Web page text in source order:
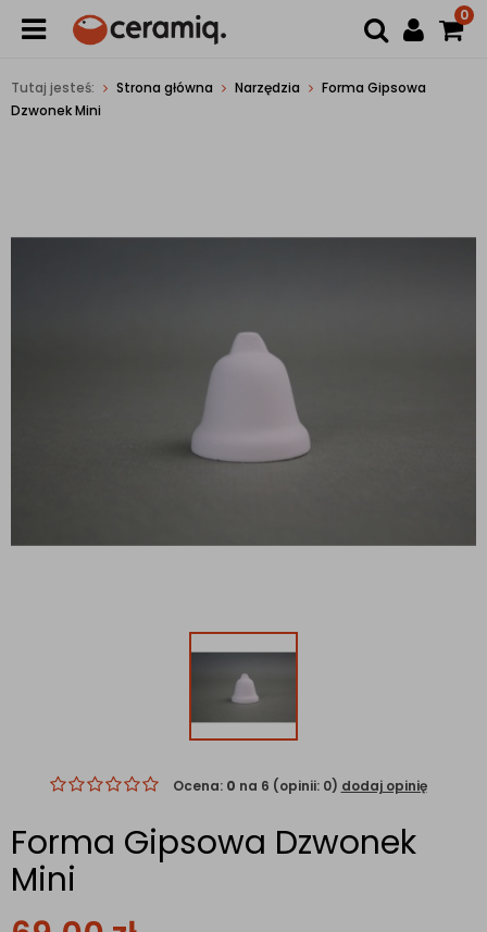
0
Tutaj jesteś: Strona główna Narzędzia
Forma Gipsowa
Dzwonek Mini
Ocena: 0 na 6 (opinii: 0) dodaj opinię
Forma Gipsowa Dzwonek
Mini